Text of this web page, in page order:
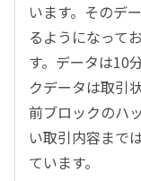
います。そのデ
るようになって
す。データは10
クデータは取引
前ブロックのハ
い取引内容まで
ています。